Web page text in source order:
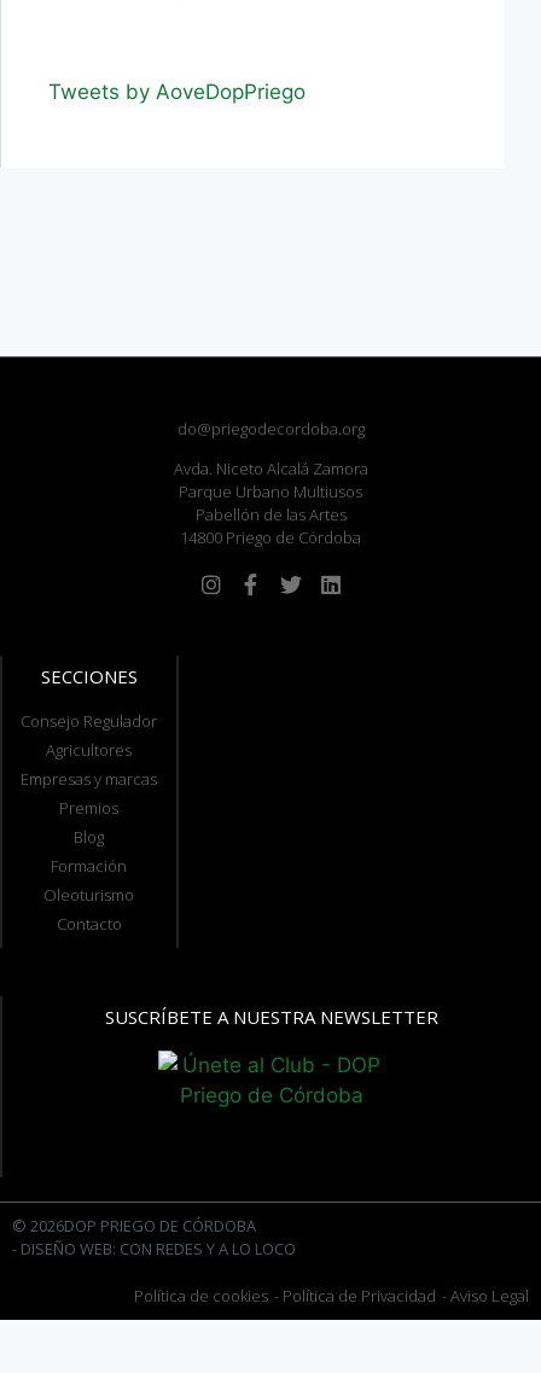
Tweets by AoveDopPriego
do@priegodecordoba.org
Avda. Niceto Alcalá Zamora
Parque Urbano Multiusos
Pabellón de las Artes
14800 Priego de Córdoba
SECCIONES
Consejo Regulador
Agricultores
Empresas y marcas
Premios
Blog
Formación
Oleoturismo
Contacto
SUSCRÍBETE A NUESTRA NEWSLETTER
© 2026DOP PRIEGO DE CÓRDOBA
- DISEÑO WEB: CON REDES Y A LO LOCO
Política de cookies - Política de Privacidad - Aviso Legal